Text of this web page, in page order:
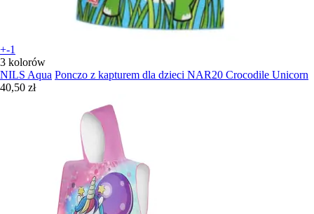
+-1
3 kolorów
NILS Aqua Ponczo z kapturem dla dzieci NAR20 Crocodile Unicorn
40,50 zł